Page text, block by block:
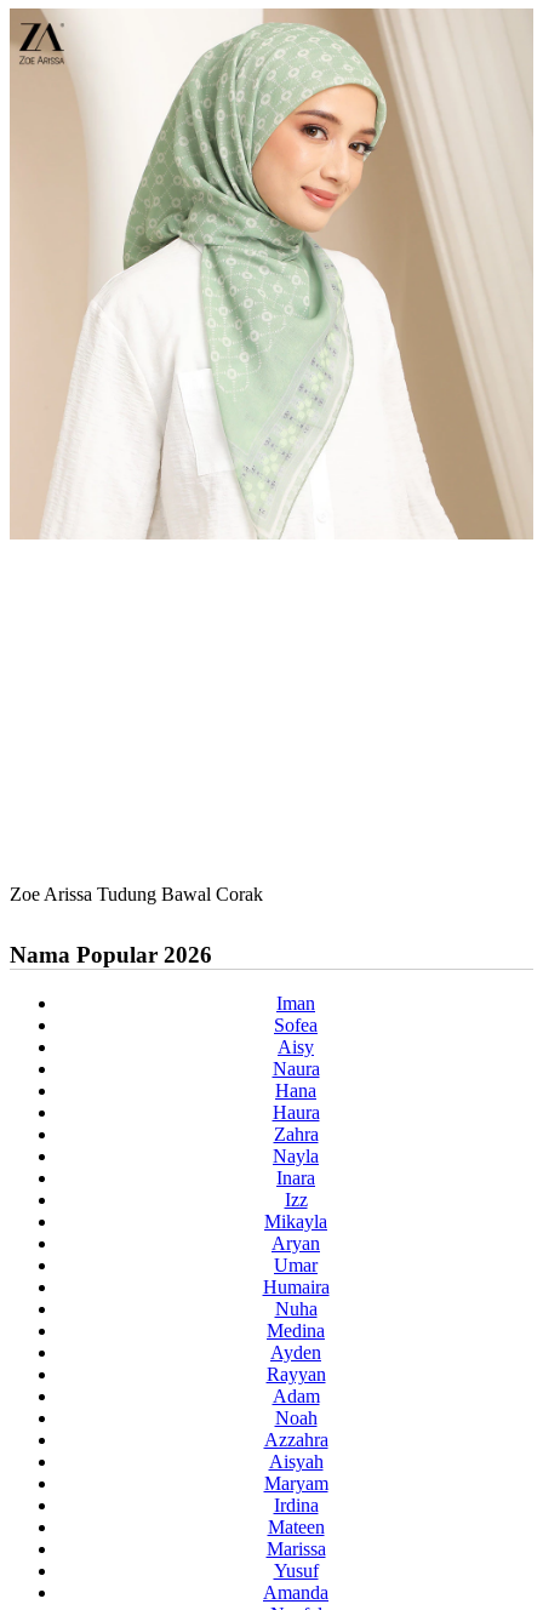
Zoe Arissa Tudung Bawal Corak
Nama Popular 2026
Iman
Sofea
Aisy
Naura
Hana
Haura
Zahra
Nayla
Inara
Izz
Mikayla
Aryan
Umar
Humaira
Nuha
Medina
Ayden
Rayyan
Adam
Noah
Azzahra
Aisyah
Maryam
Irdina
Mateen
Marissa
Yusuf
Amanda